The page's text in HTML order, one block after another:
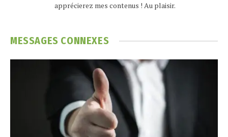
apprécierez mes contenus ! Au plaisir.
MESSAGES CONNEXES